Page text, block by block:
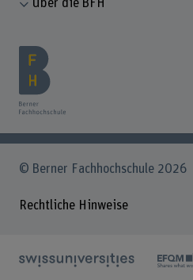
Über die BFH
© Berner Fachhochschule 2026
Rechtliche Hinweise